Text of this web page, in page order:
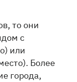
то они
с
или
Более
города,